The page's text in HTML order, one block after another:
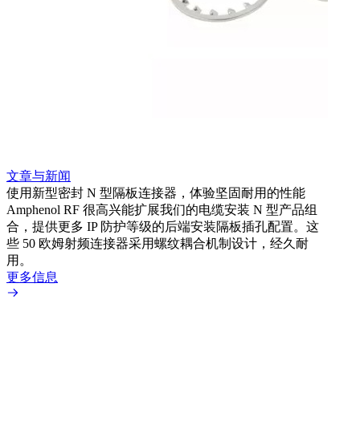
文章与新闻
使用新型密封 N 型隔板连接器，体验坚固耐用的性能
Amphenol RF 很高兴能扩展我们的电缆安装 N 型产品组
合，提供更多 IP 防护等级的后端安装隔板插孔配置。这
些 50 欧姆射频连接器采用螺纹耦合机制设计，经久耐
用。
更多信息